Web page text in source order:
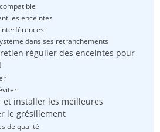
les enceintes
dans ses retranchements
régulier des enceintes pour
et installer les meilleures
le grésillement
de qualité